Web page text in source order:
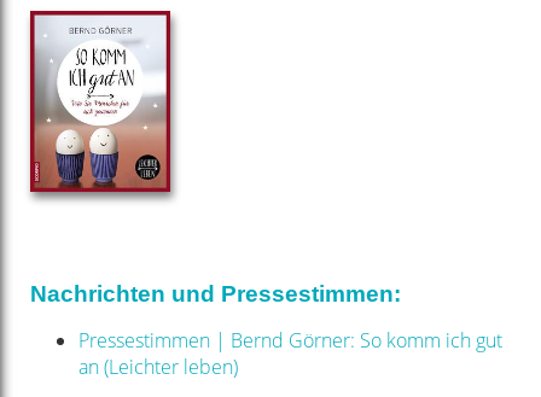
Nachrichten und Pressestimmen:
Pressestimmen | Bernd Görner: So komm ich gut
an (Leichter leben)